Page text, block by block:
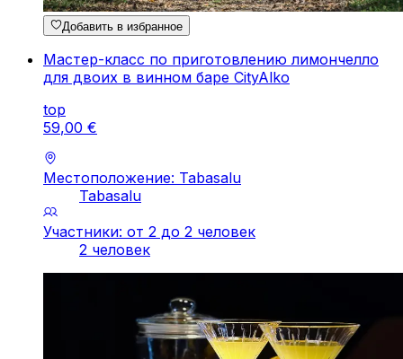
Добавить в избранное
Мастер-класс по приготовлению лимончелло
для двоих в винном баре CityAlko
top
59,00 €
Местоположение: Tabasalu
Tabasalu
Участники: от 2 до 2 человек
2 человек